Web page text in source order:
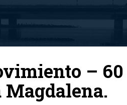
– 60
Magdalena.